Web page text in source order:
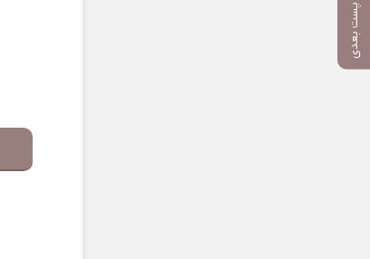
پست بعدی